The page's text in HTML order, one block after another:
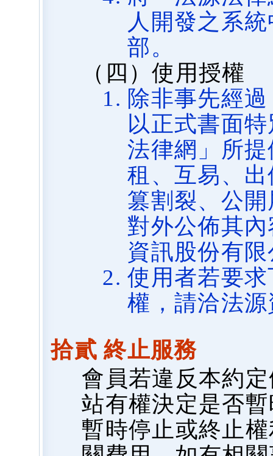
人開發之系
部。
（四）使用授權
除非事先經
以正式書面
法律網」所
租、互易、
篡割裂、公
對外公佈其
資訊股份有
使用者若要
權，請洽法
拾貳 終止服務
會員若違反本約
站有權決定是否
暫時停止或終止